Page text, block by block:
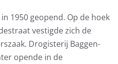
1950 geopend. Op de hoek
vestigde zich de
Drogisterij Baggen-
opende in de